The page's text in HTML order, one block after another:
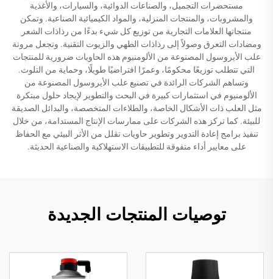
مستحضرات التجميل، والصناعات الدوائية، والسيارات، والأغذية
والمشروبات، والمنتجات المنزلية، والمواد الكيميائية الصناعية. وتمكن
منتجاتها العلامات التجارية من توزيع كل شيء بدءًا من رذاذات الشعر
ومضادات التعرق وصولاً إلى رذاذات الطهي والزيوت التقنية. وتجعل مرونة
علب الأيروسول المصنوعة من الألومنيوم هذه الحاويات ضرورية للمنتجات
التي تتطلب توزيعًا محكومًا، وعمرًا افتراضيًا طويلًا، وحماية من التلوث.
وتساهم الشركات الرائدة في تصنيع علب الأيروسول المصنوعة من
الألومنيوم في استثمارات كبيرة في البحث والتطوير لإيجاد حلول مبتكرة
مثل العلب ذات الأشكال الخاصة، والطلاءات المتخصصة، والبدائل الصديقة
للبيئة. كما تركز هذه الشركات على ممارسات الإنتاج المستدامة، من خلال
تنفيذ برامج إعادة التدوير وتطوير حاويات تقلل من الأثر البيئي مع الحفاظ
على معايير أداء متفوقة للتطبيقات الاستهلاكية والصناعية الحديثة.
توصيات المنتجات الجديدة